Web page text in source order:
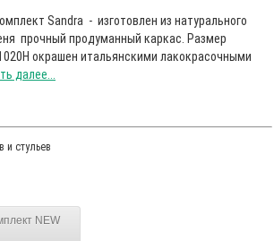
Sandra - изготовлен из натурального
прочный продуманный каркас. Размер
окрашен итальянскими лакокрасочными
далее...
и стульев
NEW